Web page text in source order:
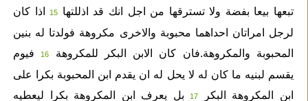
تبعها بيعا بفضة ولا تسترقها من اجل انك قد اذللتها
15اذا كان
لرجل امراتان احداهما محبوبة والاخرى مكروهة فولدتا له بنين
المحبوبة والمكروهة.فان كان الابن البكر للمكروهة
16فيوم
يقسم لبنيه ما كان له لا يحل له ان يقدم ابن المحبوبة بكرا على
ابن المكروهة البكر
17بل يعرف ابن المكروهة بكرا ليعطيه